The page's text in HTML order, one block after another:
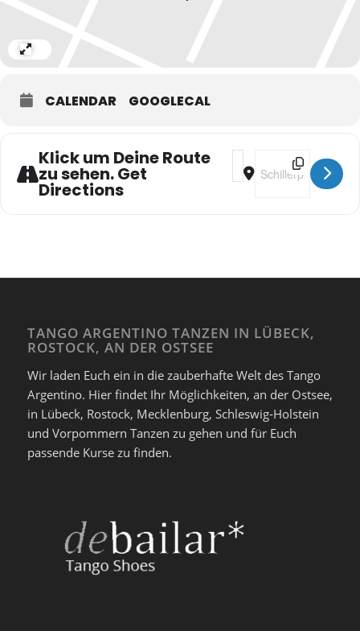
CALENDAR GOOGLECAL
Klick um Deine Route
zu sehen. Get
Directions
Address - Tea-Time-
Destination
TANGO ARGENTINO TANZEN IN LÜBECK,
ROSTOCK, AN DER OSTSEE
Wir laden Euch ein in die zauberhafte Welt des Tango
Argentino. Hier findet Ihr Möglichkeiten, an der Ostsee,
in Lübeck, Rostock, Mecklenburg, Schleswig-Holstein
und Vorpommern Tanzen zu gehen und für Euch
passende Kurse zu finden.